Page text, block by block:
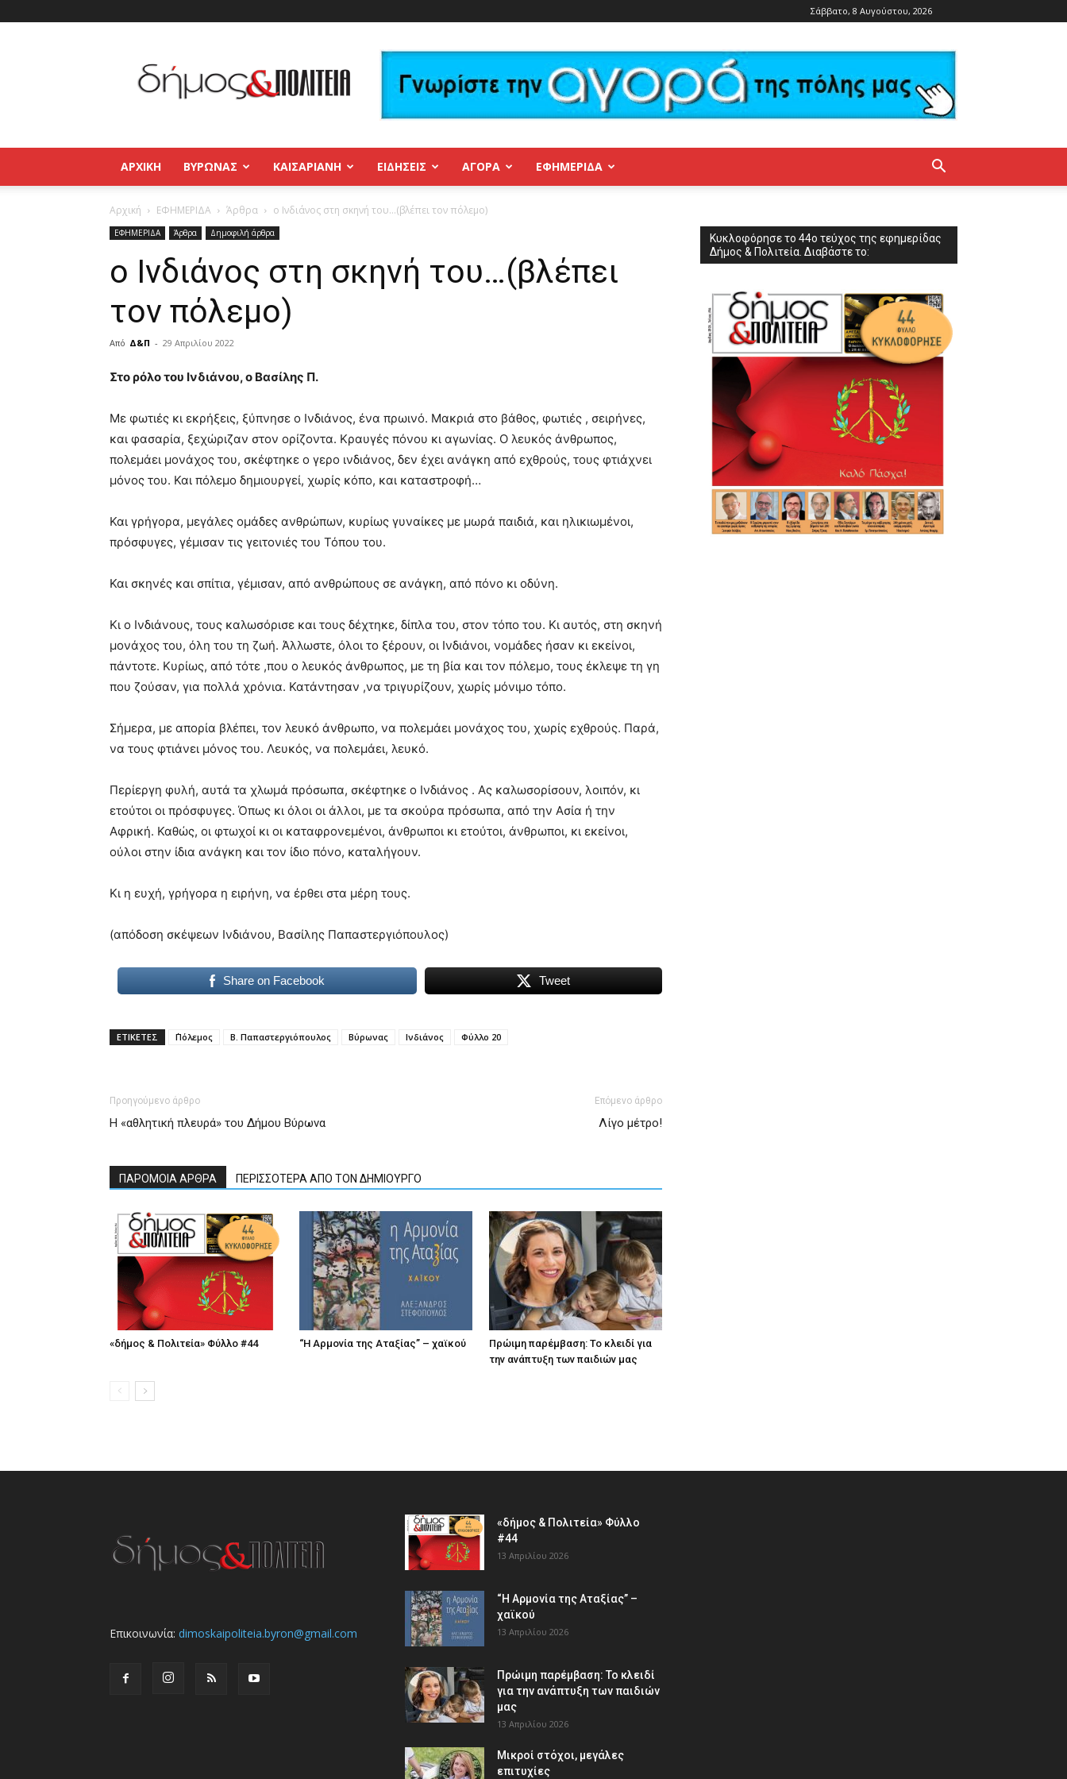
Σάββατο, 8 Αυγούστου, 2026
και
Πολιτεία
Βύρωνας
–
Παγκράτι
ΑΡΧΙΚΉ ΒΥΡΩΝΑΣ ΚΑΙΣΑΡΙΑΝΗ ΕΙΔΗΣΕΙΣ ΑΓΟΡΑ ΕΦΗΜΕΡΊΔΑ
Αρχική ΕΦΗΜΕΡΙΔΑ Άρθρα ο Ινδιάνος στη σκηνή του…(βλέπει τον πόλεμο)
ΕΦΗΜΕΡΙΔΑ Άρθρα Δημοφιλή άρθρα
ο Ινδιάνος στη σκηνή του…(βλέπει
τον πόλεμο)
Από Δ&Π - 29 Απριλίου 2022
blonde
lesbians
hot
cam
show. desi
brandi
teaches
you
of
pornhun
porn
Στο ρόλο του Ινδιάνου, ο Βασίλης Π.
Με φωτιές κι εκρήξεις, ξύπνησε ο Ινδιάνος, ένα πρωινό. Μακριά στο βάθος, φωτιές , σειρήνες,
και φασαρία, ξεχώριζαν στον ορίζοντα. Κραυγές πόνου κι αγωνίας. Ο λευκός άνθρωπος,
πολεμάει μονάχος του, σκέφτηκε ο γερο ινδιάνος, δεν έχει ανάγκη από εχθρούς, τους φτιάχνει
μόνος του. Και πόλεμο δημιουργεί, χωρίς κόπο, και καταστροφή…
Και γρήγορα, μεγάλες ομάδες ανθρώπων, κυρίως γυναίκες με μωρά παιδιά, και ηλικιωμένοι,
πρόσφυγες, γέμισαν τις γειτονιές του Τόπου του.
Και σκηνές και σπίτια, γέμισαν, από ανθρώπους σε ανάγκη, από πόνο κι οδύνη.
Κι ο Ινδιάνους, τους καλωσόρισε και τους δέχτηκε, δίπλα του, στον τόπο του. Κι αυτός, στη σκηνή
μονάχος του, όλη του τη ζωή. Άλλωστε, όλοι το ξέρουν, οι Ινδιάνοι, νομάδες ήσαν κι εκείνοι,
πάντοτε. Κυρίως, από τότε ,που ο λευκός άνθρωπος, με τη βία και τον πόλεμο, τους έκλεψε τη γη
που ζούσαν, για πολλά χρόνια. Κατάντησαν ,να τριγυρίζουν, χωρίς μόνιμο τόπο.
Σήμερα, με απορία βλέπει, τον λευκό άνθρωπο, να πολεμάει μονάχος του, χωρίς εχθρούς. Παρά,
να τους φτιάνει μόνος του. Λευκός, να πολεμάει, λευκό.
Περίεργη φυλή, αυτά τα χλωμά πρόσωπα, σκέφτηκε ο Ινδιάνος . Ας καλωσορίσουν, λοιπόν, κι
ετούτοι οι πρόσφυγες. Όπως κι όλοι οι άλλοι, με τα σκούρα πρόσωπα, από την Ασία ή την
Αφρική. Καθώς, οι φτωχοί κι οι καταφρονεμένοι, άνθρωποι κι ετούτοι, άνθρωποι, κι εκείνοι,
ούλοι στην ίδια ανάγκη και τον ίδιο πόνο, καταλήγουν.
Κι η ευχή, γρήγορα η ειρήνη, να έρθει στα μέρη τους.
(απόδοση σκέψεων Ινδιάνου, Βασίλης Παπαστεργιόπουλος)
Share on Facebook Tweet
ΕΤΙΚΕΤΕΣ ΄Πόλεμος Β. Παπαστεργιόπουλος Βύρωνας Ινδιάνος Φύλλο 20
Προηγούμενο άρθρο
Η «αθλητική πλευρά» του Δήμου Βύρωνα
Επόμενο άρθρο
Λίγο μέτρο!
ΠΑΡΟΜΟΙΑ ΑΡΘΡΑ ΠΕΡΙΣΣΟΤΕΡΑ ΑΠΟ ΤΟΝ ΔΗΜΙΟΥΡΓΟ
«δήμος & Πολιτεία» Φύλλο #44 “Η Αρμονία της Αταξίας” – χαϊκού
Πρώιμη παρέμβαση: Το κλειδί για
την ανάπτυξη των παιδιών µας
Κυκλοφόρησε το 44ο τεύχος της εφημερίδας
Δήμος & Πολιτεία. Διαβάστε το:
Επικοινωνία: dimoskaipoliteia.byron@gmail.com
«δήμος & Πολιτεία» Φύλλο
#44
13 Απριλίου 2026
“Η Αρμονία της Αταξίας” –
χαϊκού
13 Απριλίου 2026
Πρώιμη παρέμβαση: Το κλειδί
για την ανάπτυξη των παιδιών
µας
13 Απριλίου 2026
Μικροί στόχοι, μεγάλες
επιτυχίες